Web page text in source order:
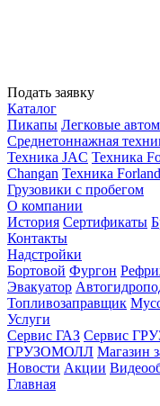
Подать заявку
Каталог
Пикапы Легковые
Среднетоннажная
Техника JAC Техника
Changan Техника Forland
Грузовики с пробегом
О компании
История Сертификаты
Контакты
Надстройки
Бортовой Фургон
Эвакуатор
Топливозаправщик
Услуги
Сервис ГАЗ Сервис
ГРУЗОМОЛЛ Магазин
Новости Акции
Главная